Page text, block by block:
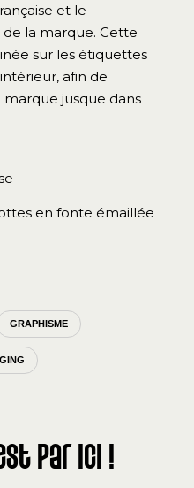
et le
la marque. Cette
sur les étiquettes
afin de
jusque dans
en fonte émaillée
GRAPHISME
par ici !